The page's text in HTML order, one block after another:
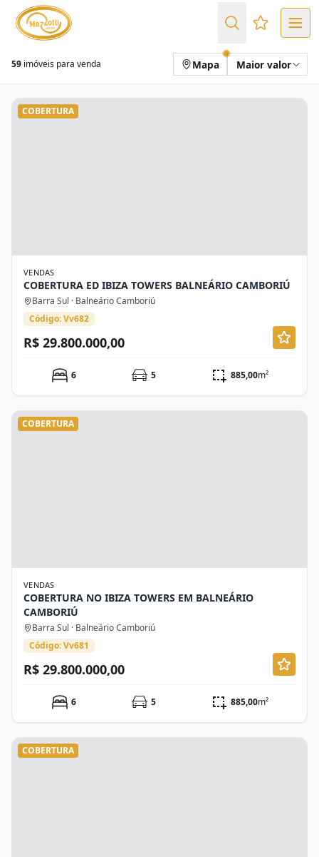
Favoritos
59 imóveis para venda Mapa Maior valor
COBERTURA
VENDAS
COBERTURA ED IBIZA TOWERS BALNEÁRIO CAMBORIÚ
Barra Sul · Balneário Camboriú
Código: Vv682
R$ 29.800.000,00
6 5 885,00m²
COBERTURA
VENDAS
COBERTURA NO IBIZA TOWERS EM BALNEÁRIO
CAMBORIÚ
Barra Sul · Balneário Camboriú
Código: Vv681
R$ 29.800.000,00
6 5 885,00m²
COBERTURA